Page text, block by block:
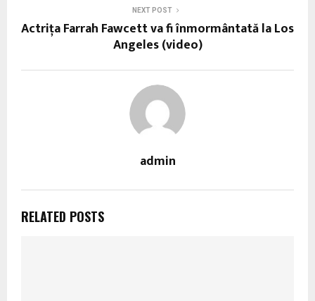
NEXT POST
Actriţa Farrah Fawcett va fi înmormântată la Los
Angeles (video)
admin
RELATED POSTS